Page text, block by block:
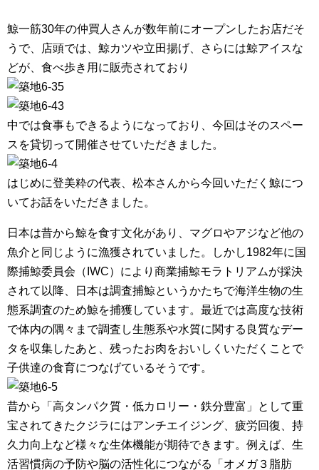
鯨一筋30年の仲買人さんが数年前にオープンしたお店だそ
うで、店頭では、鯨カツや立田揚げ、さらには鯨アイスな
どが、食べ歩き用に販売されており
中では食事もできるようになっており、今回はそのスペー
スを貸切って開催させていただきました。
はじめに登美粋の代表、松本さんから今回いただく鯨につ
いてお話をいただきました。
日本は昔から鯨を食す文化があり、マグロやアジなど他の
魚介と同じように漁獲されていました。しかし1982年に国
際捕鯨委員会（IWC）により商業捕鯨モラトリアムが採決
されて以降、日本は調査捕鯨というかたちで海洋生物の生
態系調査のため鯨を捕獲しています。最近では高度な技術
で体内の隅々まで調査し生態系や水質に関する良質なデー
タを収集したあと、残ったお肉をおいしくいただくことで
子供達の食育につなげているそうです。
昔から「高タンパク質・低カロリー・鉄分豊富」として重
宝されてきたクジラにはアンチエイジング、疲労回復、持
久力向上など様々な生体機能が期待できます。例えば、生
活習慣病の予防や脳の活性化につながる「オメガ３脂肪